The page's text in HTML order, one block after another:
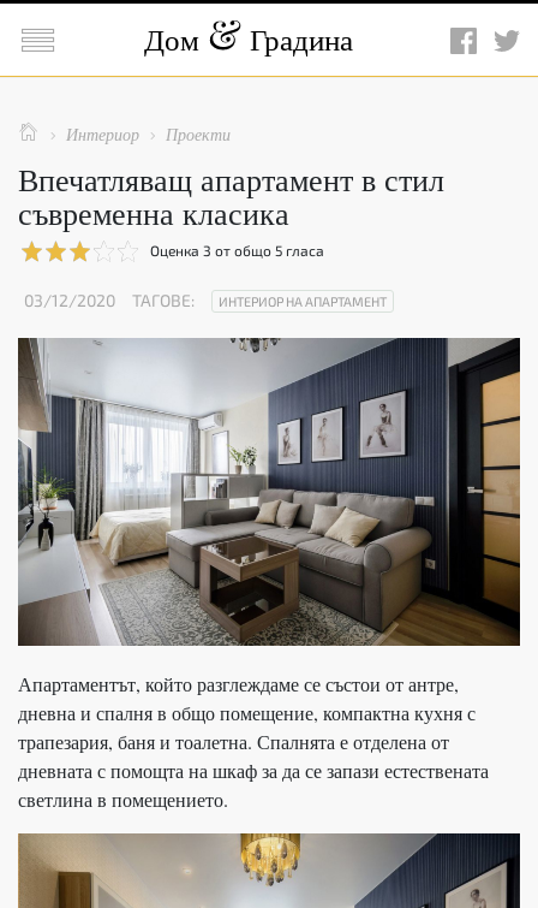
 Дом Градина
  Интериор  Проекти
Впечатляващ апартамент в стил
съвременна класика
Оценка 3 от общо 5 гласа
03/12/2020 ТАГОВЕ: ИНТЕРИОР НА АПАРТАМЕНТ
Апартаментът, който разглеждаме се състои от антре,
дневна и спалня в общо помещение, компактна кухня с
трапезария, баня и тоалетна. Спалнята е отделена от
дневната с помощта на шкаф за да се запази естествената
светлина в помещението.